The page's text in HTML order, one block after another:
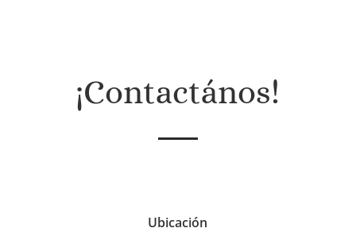
¡Contactános!
Ubicación